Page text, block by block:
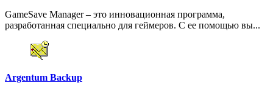
GameSave Manager – это инновационная программа,
разработанная специально для геймеров. С ее помощью вы...
Argentum Backup